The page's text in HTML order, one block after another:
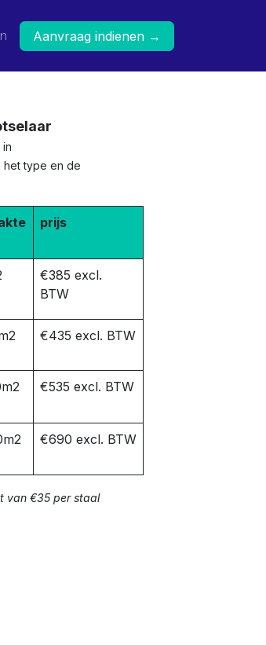
Aanvraag indienen →
het type en de
prijs
€385 excl.
BTW
€435 excl. BTW
€535 excl. BTW
€690 excl. BTW
van €35 per staal